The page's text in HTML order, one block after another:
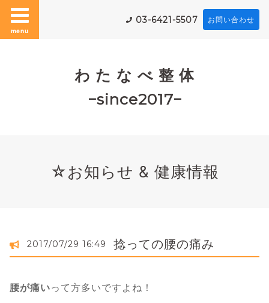
menu
03-6421-5507 お問い合わせ
わ た な べ 整 体
−since2017−
☆お知らせ & 健康情報
2017/07/29 16:49 捻っての腰の痛み
腰が痛いって方多いですよね！